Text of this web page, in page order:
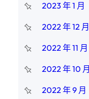
2023 年 1 月
2022 年 12 月
2022 年 11 月
2022 年 10 月
2022 年 9 月